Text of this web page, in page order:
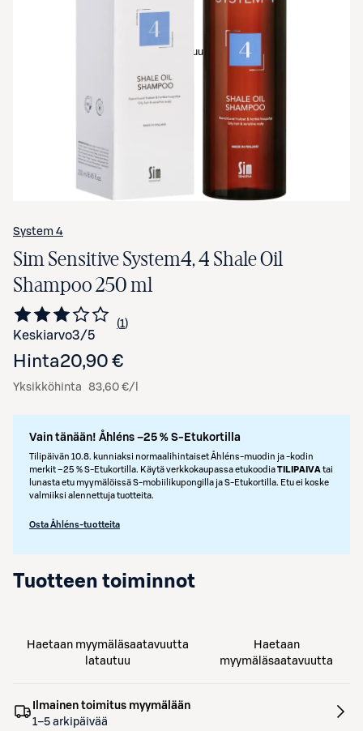
Avaa tuotekuva suurennettuna
System 4
Sim Sensitive System4, 4 Shale Oil
Shampoo 250 ml
Keskiarvo3/5 Siirry arvioihin
1
kappale
Hinta20,90 €
Yksikköhinta 83,60 €/l
Vain tänään! Åhléns –25 % S-Etukortilla
Tilipäivän 10.8. kunniaksi normaalihintaiset Åhléns-muodin ja -kodin
merkit –25 % S‑Etukortilla. Käytä verkkokaupassa etukoodiaTILIPAIVAtai
lunasta etu myymälöissä S‑mobiilikupongilla ja S‑Etukortilla. Etu ei koske
valmiiksi alennettuja tuotteita.
Osta Åhléns-tuotteita
Tuotteen toiminnot
Haetaan myymäläsaatavuutta
latautuu
Haetaan
myymäläsaatavuutta
Ilmainen toimitus myymälään
1–5 arkipäivää